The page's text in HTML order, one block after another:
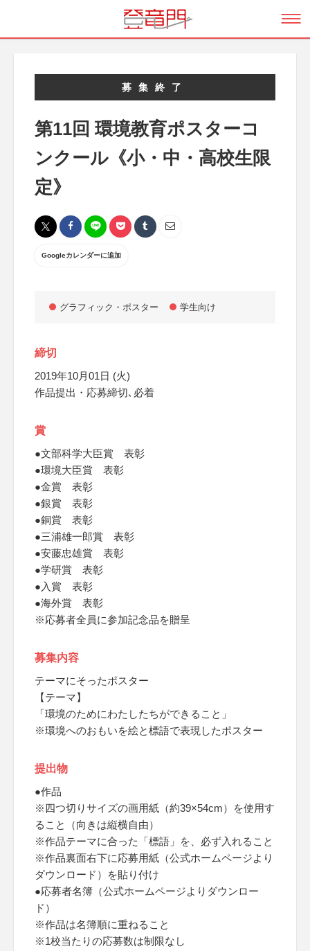
募集終了
第11回 環境教育ポスターコ
ンクール《小・中・高校生限
定》
Googleカレンダーに追加
グラフィック・ポスター 学生向け
締切
2019年10月01日 (火)
作品提出・応募締切､必着
賞
●文部科学大臣賞 表彰
●環境大臣賞 表彰
●金賞 表彰
●銀賞 表彰
●銅賞 表彰
●三浦雄一郎賞 表彰
●安藤忠雄賞 表彰
●学研賞 表彰
●入賞 表彰
●海外賞 表彰
※応募者全員に参加記念品を贈呈
募集内容
テーマにそったポスター
【テーマ】
「環境のためにわたしたちができること」
※環境へのおもいを絵と標語で表現したポスター
提出物
●作品
※四つ切りサイズの画用紙（約39×54cm）を使用す
ること（向きは縦横自由）
※作品テーマに合った「標語」を、必ず入れること
※作品裏面右下に応募用紙（公式ホームページより
ダウンロード）を貼り付け
●応募者名簿（公式ホームページよりダウンロー
ド）
※作品は名簿順に重ねること
※1校当たりの応募数は制限なし